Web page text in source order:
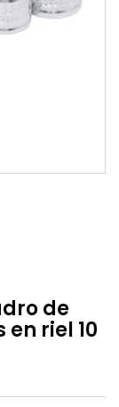
de
riel 10